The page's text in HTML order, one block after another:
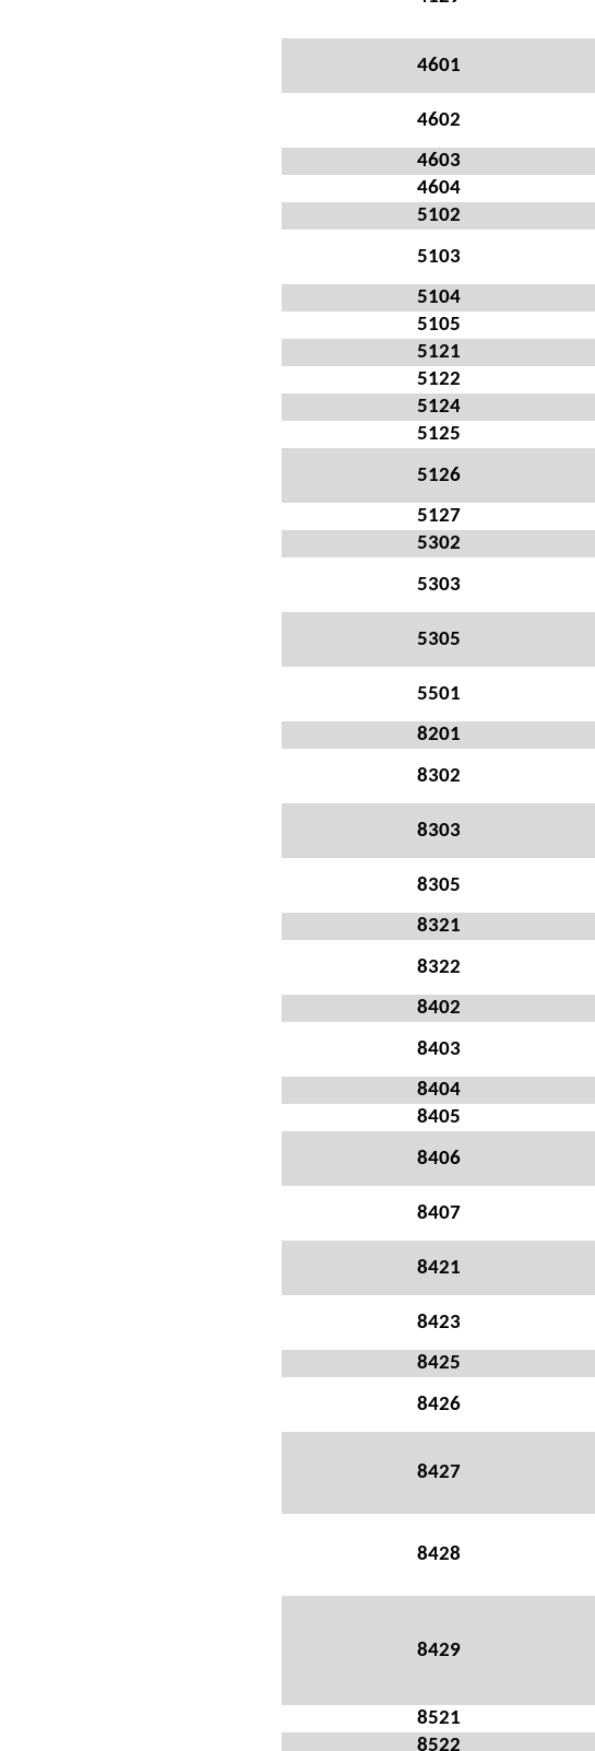
4601
4602
4603
4604
5102
5103
5104
5105
5121
5122
5124
5125
5126
5127
5302
5303
5305
5501
8201
8302
8303
8305
8321
8322
8402
8403
8404
8405
8406
8407
8421
8423
8425
8426
8427
8428
8429
8521
8522